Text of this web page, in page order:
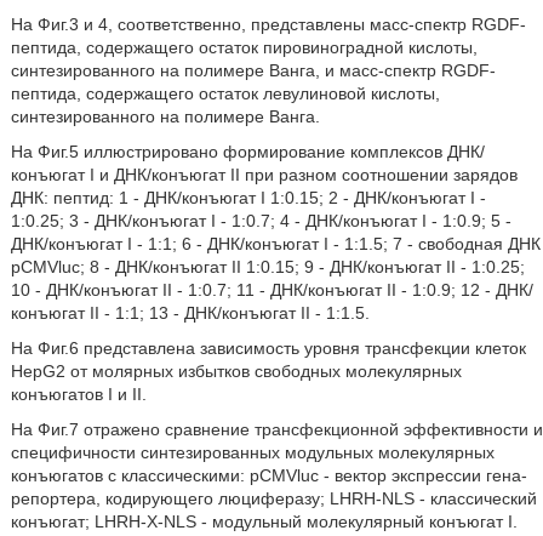
На Фиг.3 и 4, соответственно, представлены масс-спектр RGDF-
пептида, содержащего остаток пировиноградной кислоты,
синтезированного на полимере Ванга, и масс-спектр RGDF-
пептида, содержащего остаток левулиновой кислоты,
синтезированного на полимере Ванга.
На Фиг.5 иллюстрировано формирование комплексов ДНК/
конъюгат I и ДНК/конъюгат II при разном соотношении зарядов
ДНК: пептид: 1 - ДНК/конъюгат I 1:0.15; 2 - ДНК/конъюгат I -
1:0.25; 3 - ДНК/конъюгат I - 1:0.7; 4 - ДНК/конъюгат I - 1:0.9; 5 -
ДНК/конъюгат I - 1:1; 6 - ДНК/конъюгат I - 1:1.5; 7 - свободная ДНК
pCMVluc; 8 - ДНК/конъюгат II 1:0.15; 9 - ДНК/конъюгат II - 1:0.25;
10 - ДНК/конъюгат II - 1:0.7; 11 - ДНК/конъюгат II - 1:0.9; 12 - ДНК/
конъюгат II - 1:1; 13 - ДНК/конъюгат II - 1:1.5.
На Фиг.6 представлена зависимость уровня трансфекции клеток
HepG2 от молярных избытков свободных молекулярных
конъюгатов I и II.
На Фиг.7 отражено сравнение трансфекционной эффективности и
специфичности синтезированных модульных молекулярных
конъюгатов с классическими: pCMVluc - вектор экспрессии гена-
репортера, кодирующего люциферазу; LHRH-NLS - классический
конъюгат; LHRH-X-NLS - модульный молекулярный конъюгат I.